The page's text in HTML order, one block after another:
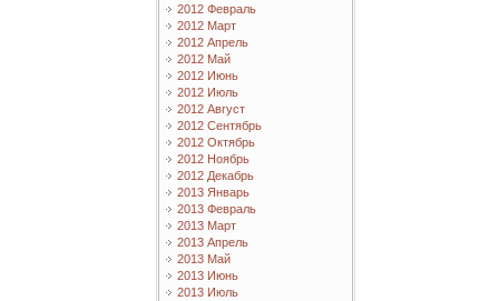
2012 Февраль
2012 Март
2012 Апрель
2012 Май
2012 Июнь
2012 Июль
2012 Август
2012 Сентябрь
2012 Октябрь
2012 Ноябрь
2012 Декабрь
2013 Январь
2013 Февраль
2013 Март
2013 Апрель
2013 Май
2013 Июнь
2013 Июль